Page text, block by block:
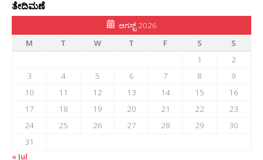
ತೇದಿಮಣೆ
ಆಗಸ್ಟ್ 2026
M
T W T F S
S
1
2
3
4 5 6 7 8
9
10
11 12 13 14 15
16
17
18 19 20 21 22
23
24
25 26 27 28 29
30
31
« Jul